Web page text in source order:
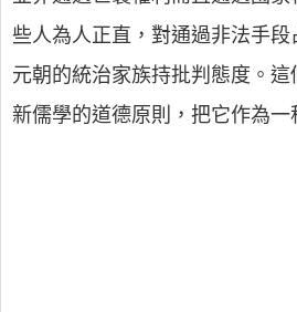
些人為人正直，對通過非法手
元朝的統治家族持批判態度。
新儒學的道德原則，把它作為一